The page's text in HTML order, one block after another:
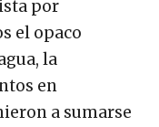
por
el opaco
la
en
a sumarse